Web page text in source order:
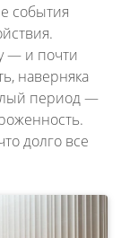
события
— и почти
наверняка
период —
долго все